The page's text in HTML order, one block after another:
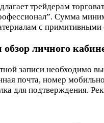
трейдерам
Сумма
с
личного
записи необходимо
почта, номер
для подтверждения.